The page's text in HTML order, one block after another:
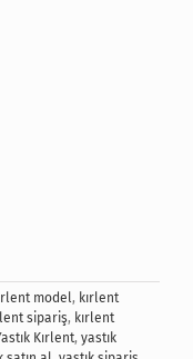
model, kırlent
sipariş, kırlent
Kırlent, yastık